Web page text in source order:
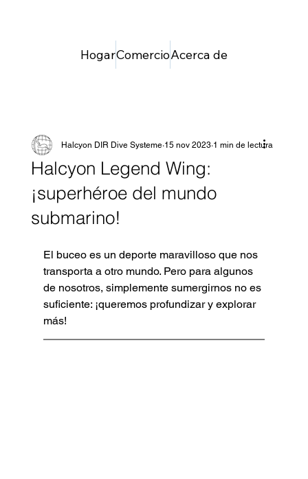
HogarComercioAcerca de
Halcyon Legend Wing:
¡superhéroe del mundo
submarino!
Halcyon DIR Dive Systeme 15 nov 2023 1 min de lectura
El buceo es un deporte maravilloso que nos
transporta a otro mundo. Pero para algunos
de nosotros, simplemente sumergirnos no es
suficiente: ¡queremos profundizar y explorar
más!